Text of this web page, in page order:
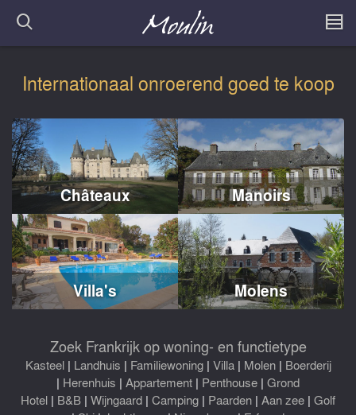
Internationaal onroerend goed te koop
Châteaux Manoirs
Villa's Molens
Zoek Frankrijk op woning- en functietype
Kasteel| Landhuis | Familiewoning| Villa| Molen| Boerderij
| Herenhuis | Appartement | Penthouse | Grond
Hotel | B&B | Wijngaard | Camping | Paarden | Aan zee | Golf